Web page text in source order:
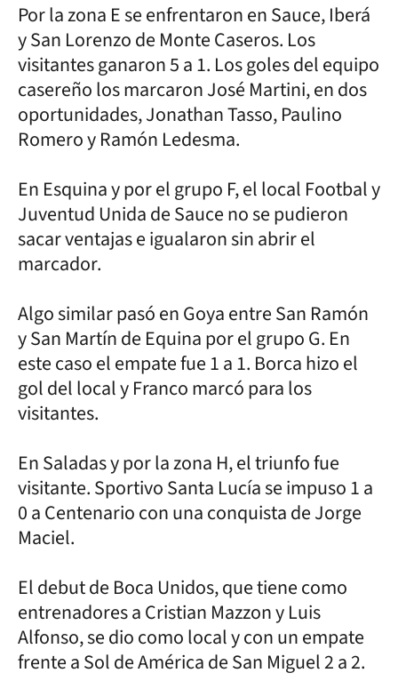
Por la zona E se enfrentaron en Sauce, Iberá
y San Lorenzo de Monte Caseros. Los
visitantes ganaron 5 a 1. Los goles del equipo
casereño los marcaron José Martini, en dos
oportunidades, Jonathan Tasso, Paulino
Romero y Ramón Ledesma.
En Esquina y por el grupo F, el local Footbal y
Juventud Unida de Sauce no se pudieron
sacar ventajas e igualaron sin abrir el
marcador.
Algo similar pasó en Goya entre San Ramón
y San Martín de Equina por el grupo G. En
este caso el empate fue 1 a 1. Borca hizo el
gol del local y Franco marcó para los
visitantes.
En Saladas y por la zona H, el triunfo fue
visitante. Sportivo Santa Lucía se impuso 1 a
0 a Centenario con una conquista de Jorge
Maciel.
El debut de Boca Unidos, que tiene como
entrenadores a Cristian Mazzon y Luis
Alfonso, se dio como local y con un empate
frente a Sol de América de San Miguel 2 a 2.